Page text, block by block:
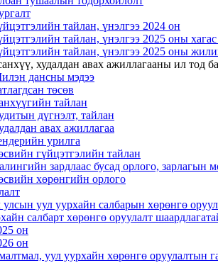
тайлан, үнэлгээ 2024 он
тайлан, үнэлгээ 2025 оны
тайлан, үнэлгээ 2025 оны
худалдан авах ажиллагааны ил тод
дансны мэдээ
төсөв
тайлан
дүгнэлт, тайлан
авах ажиллагаа
урилга
гүйцэтгэлийн тайлан
зардлаас бусад орлого, зарлагын
хөрөнгийн орлого
уул уурхайн салбарын хөрөнгө
салбарт хөрөнгө оруулалт
он
он
уул уурхайн хөрөнгө оруулалтын